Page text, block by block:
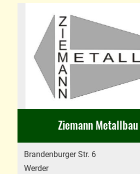
Ziemann
Brandenburger Str. 6
Werder